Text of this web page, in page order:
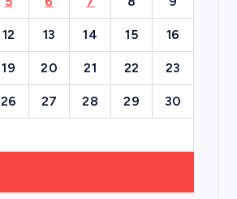
12 13 14 15 16
19 20 21 22 23
26 27 28 29 30